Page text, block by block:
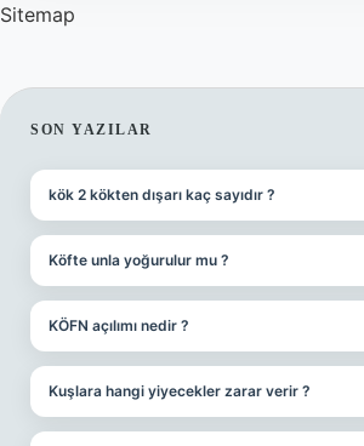
Sitemap
SIDEBAR
SON YAZILAR
kök 2 kökten dışarı kaç sayıdır ?
Köfte unla yoğurulur mu ?
KÖFN açılımı nedir ?
Kuşlara hangi yiyecekler zarar verir ?